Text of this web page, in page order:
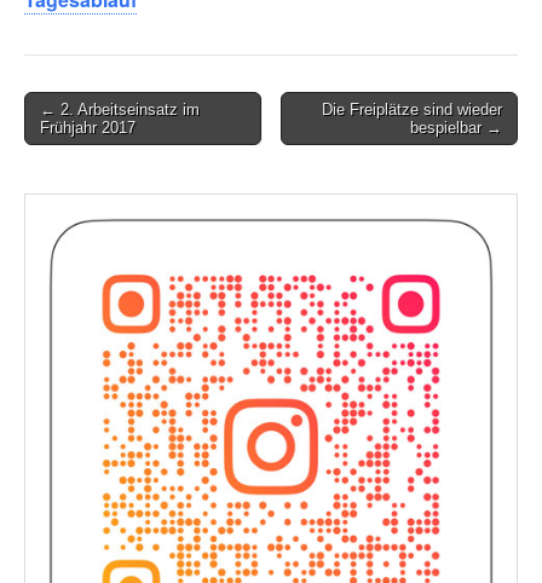
Post
navigation
← 2. Arbeitseinsatz im
Frühjahr 2017
Die Freiplätze sind wieder
bespielbar →